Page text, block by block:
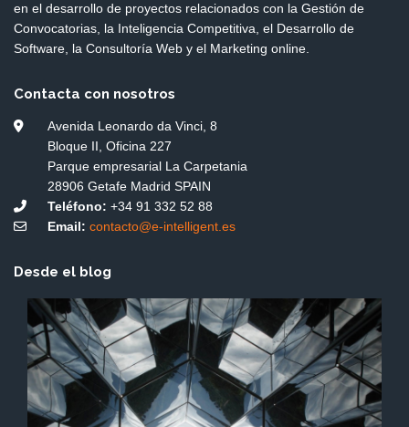
en el desarrollo de proyectos relacionados con la Gestión de
Convocatorias, la Inteligencia Competitiva, el Desarrollo de
Software, la Consultoría Web y el Marketing online.
Contacta con nosotros
Avenida Leonardo da Vinci, 8
Bloque II, Oficina 227
Parque empresarial La Carpetania
28906 Getafe Madrid SPAIN
Teléfono: +34 91 332 52 88
Email: contacto@e-intelligent.es
Desde el blog